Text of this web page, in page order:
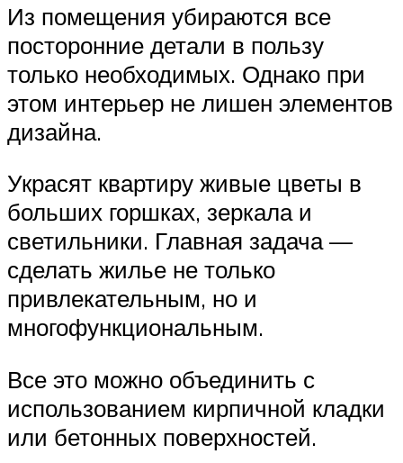
Из помещения убираются все
посторонние детали в пользу
только необходимых. Однако при
этом интерьер не лишен элементов
дизайна.
Украсят квартиру живые цветы в
больших горшках, зеркала и
светильники. Главная задача —
сделать жилье не только
привлекательным, но и
многофункциональным.
Все это можно объединить с
использованием кирпичной кладки
или бетонных поверхностей.